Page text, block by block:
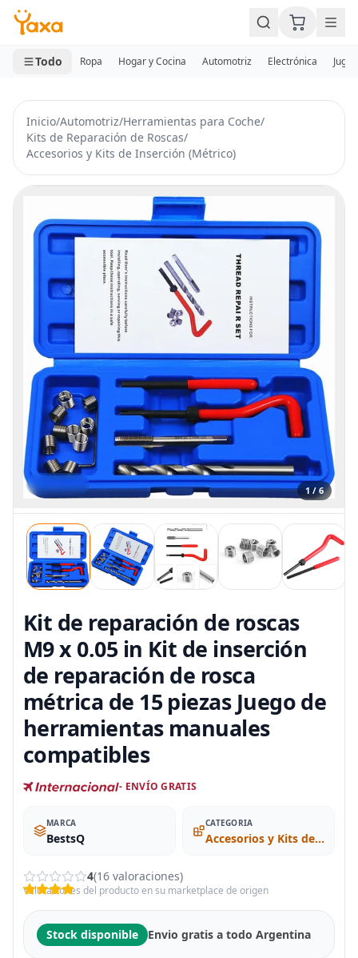
MINI CARRITO
0 productos
Todo Ropa Hogar y Cocina Automotriz Electrónica
Inicio/Automotriz/Herramientas para Coche/
Kits de Reparación de Roscas/
Accesorios y Kits de Inserción (Métrico)
1 / 6
Kit de reparación de roscas
M9 x 0.05 in Kit de inserción
de reparación de rosca
métrica de 15 piezas Juego de
herramientas manuales
compatibles
- ENVÍO GRATIS
MARCA
BestsQ
CATEGORIA
Accesorios y Kits de Inserción (Métrico)
4(16 valoraciones)
Valoraciones del producto en su marketplace de origen
Stock disponible Envio gratis a todo Argentina